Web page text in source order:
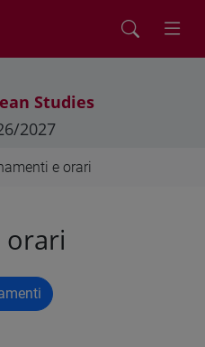
Studies
2027
e orari
orari